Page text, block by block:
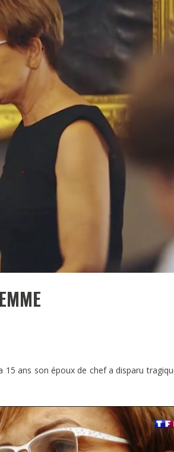
15 ans son époux de chef a disparu